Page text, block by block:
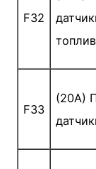
F32
F33
(20A)